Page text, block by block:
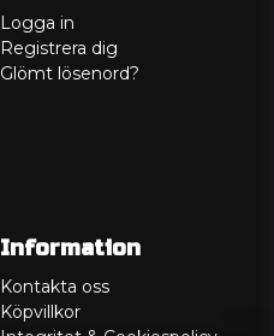
Logga in
Registrera dig
Glömt lösenord?
Information
Kontakta oss
Köpvillkor